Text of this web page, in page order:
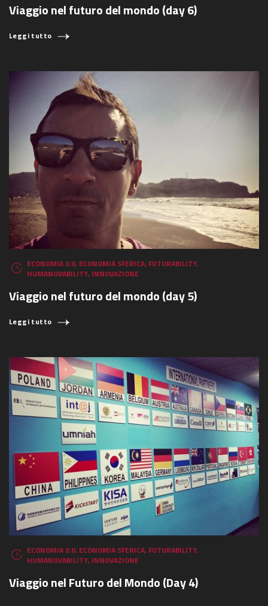
Viaggio nel futuro del mondo (day 6)
Leggi tutto
ECONOMIA 0.0, ECONOMIA SFERICA, FUTURABILITY,
HUMANOVABILITY, INNOVAZIONE
Viaggio nel futuro del mondo (day 5)
Leggi tutto
ECONOMIA 0.0, ECONOMIA SFERICA, FUTURABILITY,
HUMANOVABILITY, INNOVAZIONE
Viaggio nel Futuro del Mondo (Day 4)